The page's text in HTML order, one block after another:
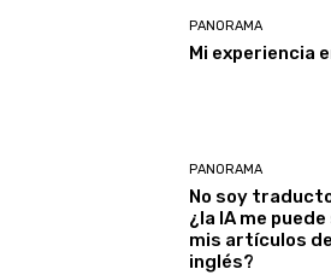
PANORAMA
Mi experiencia
PANORAMA
No soy
¿la IA me
mis artículos
inglés?